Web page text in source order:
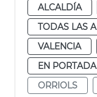
ALCALDÍA
TODAS LAS
VALENCIA
EN
ORRIOLS